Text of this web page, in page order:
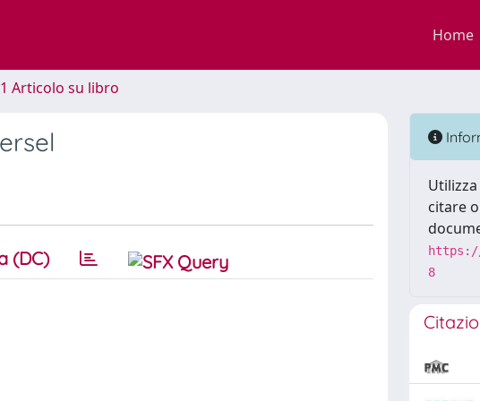
Home
Articolo su libro
(DC)
citare
8